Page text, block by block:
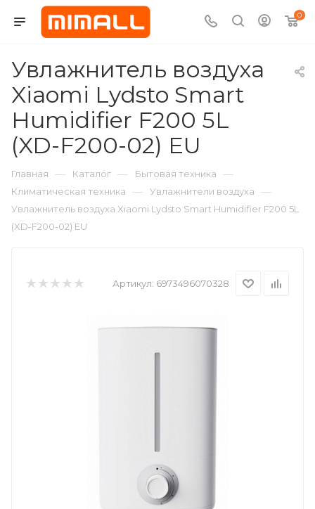
0
Увлажнитель воздуха
Xiaomi Lydsto Smart
Humidifier F200 5L
(XD-F200-02) EU
Главная — Каталог — Бытовая техника —
Климатическая техника — Увлажнители воздуха —
Увлажнитель воздуха Xiaomi Lydsto Smart Humidifier F200 5L
(XD-F200-02) EU
Артикул: 6973496070328